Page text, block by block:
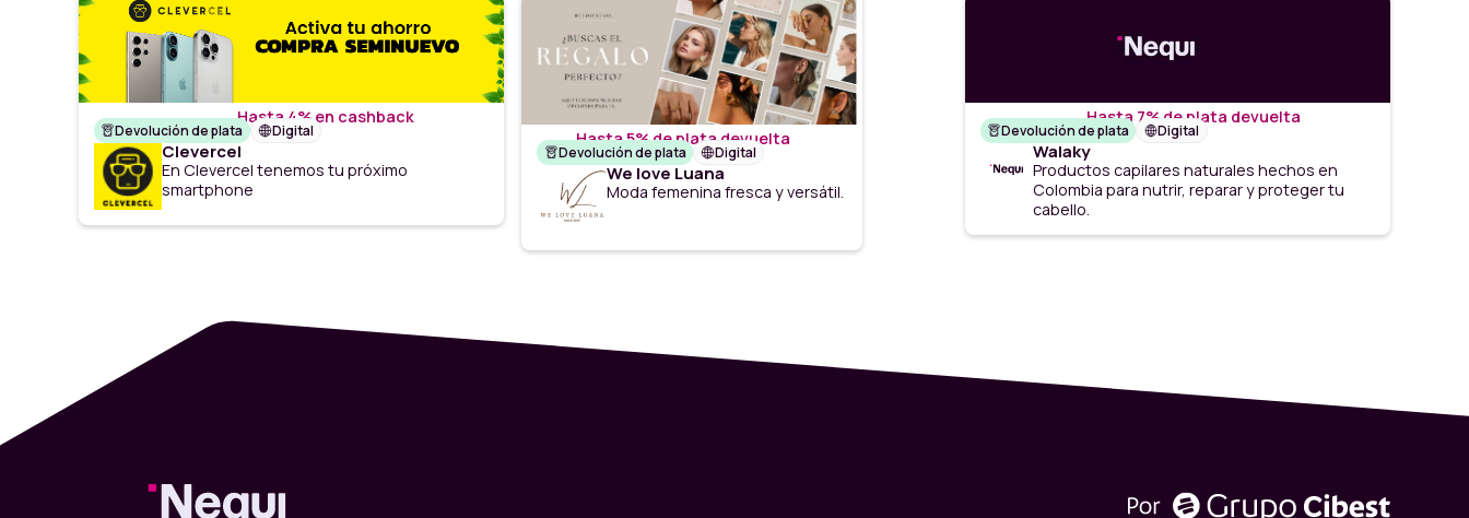
Hasta 4% en cashback
Devolución de plata Digital
Clevercel
En Clevercel tenemos tu próximo
smartphone
Hasta 5% de plata devuelta
Devolución de plata Digital
We love Luana
Moda femenina fresca y versátil.
Hasta 7% de plata devuelta
Devolución de plata Digital
Walaky
Productos capilares naturales hechos en
Colombia para nutrir, reparar y proteger tu
cabello.